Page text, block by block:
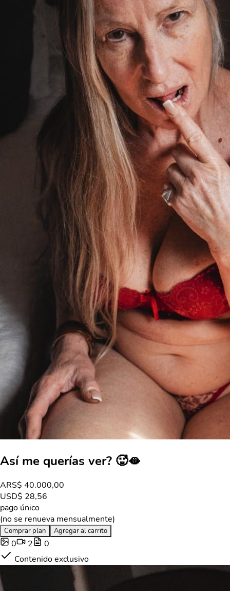
Así me querías ver? 🥵🫦
ARS$ 40.000,00
USD$ 28,56
pago único
(no se renueva mensualmente)
Comprar plan Agregar al carrito
0 2
0
Contenido exclusivo